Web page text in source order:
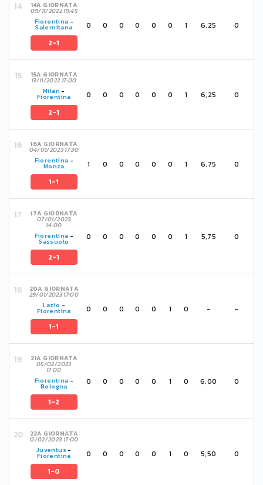
14A GIORNATA
09/11/2022 19:45
Fiorentina -
Salernitana
2-1
0 0 0 0 0 0 1 6,25 0
15A GIORNATA
13/11/2022 17:00
Milan-
Fiorentina
2-1
0 0 0 0 0 0 1 6,25 0
16A GIORNATA
04/01/2023 17:30
Fiorentina -
Monza
1-1
1 0 0 0 0 0 1 6,75 0
17A GIORNATA
07/01/2023
14:00
Fiorentina -
Sassuolo
2-1
0 0 0 0 0 0 1 5,75 0
20A GIORNATA
29/01/2023 17:00
Lazio -
Fiorentina
1-1
0 0 0 0 0 1 0 - -
21A GIORNATA
05/02/2023
17:00
Fiorentina -
Bologna
1-2
0 0 0 0 0 1 0 6,00 0
22A GIORNATA
12/02/2023 17:00
Juventus -
Fiorentina
1-0
0 0 0 0 0 1 0 5,50 0